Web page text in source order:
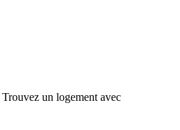
Trouvez un logement avec